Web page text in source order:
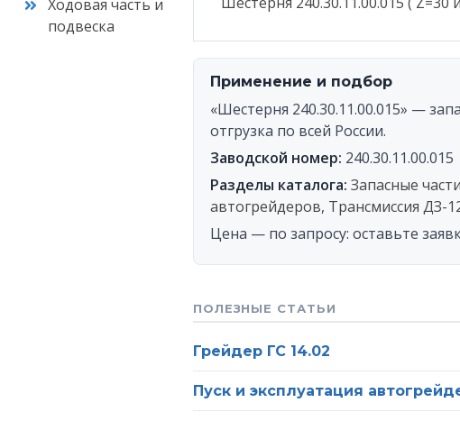
Ваш
Оставьте
Нажимая
Ходовая часть и
подвеска
Применение и подбор
«Шестерня 240.30.11.00.015» —
отгрузка по всей России.
Заводской номер: 240.30.11.00.015
Разделы каталога: Запасные
автогрейдеров, Трансмиссия ДЗ-
Цена — по запросу: оставьте
ПОЛЕЗНЫЕ СТАТЬИ
Грейдер ГС 14.02
Пуск и эксплуатация